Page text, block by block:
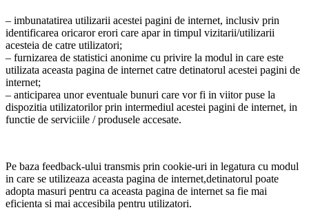
– imbunatatirea utilizarii acestei pagini de internet, inclusiv prin
identificarea oricaror erori care apar in timpul vizitarii/utilizarii
acesteia de catre utilizatori;
– furnizarea de statistici anonime cu privire la modul in care este
utilizata aceasta pagina de internet catre detinatorul acestei pagini de
internet;
– anticiparea unor eventuale bunuri care vor fi in viitor puse la
dispozitia utilizatorilor prin intermediul acestei pagini de internet, in
functie de serviciile / produsele accesate.
Pe baza feedback-ului transmis prin cookie-uri in legatura cu modul
in care se utilizeaza aceasta pagina de internet,detinatorul poate
adopta masuri pentru ca aceasta pagina de internet sa fie mai
eficienta si mai accesibila pentru utilizatori.